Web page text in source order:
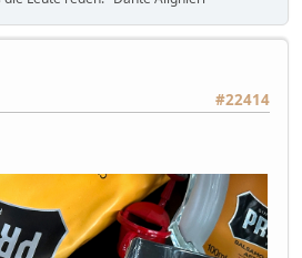
#22414